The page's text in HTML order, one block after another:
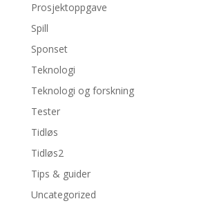
Prosjektoppgave
Spill
Sponset
Teknologi
Teknologi og forskning
Tester
Tidløs
Tidløs2
Tips & guider
Uncategorized